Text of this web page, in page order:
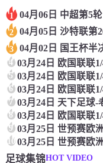
1 04月06日 中超第5
2
3
4
5
6
7 03月24日 天下足球-
8
9
10
足球集锦HOT VIDEO